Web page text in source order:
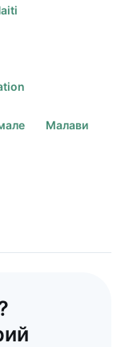
Малави